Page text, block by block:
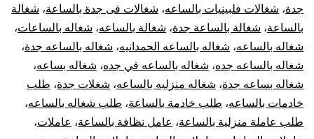
جدة، شغالات فلبينيات بالساعه، شغالات فى جدة بالساعة، شغالة
بالساعة، شغالة بالساعة جدة، شغالة بالساعه، شغاله بالساعات،
شغاله بالساعه، شغاله بالساعه الحمدانيه، شغاله بالساعه جدة،
شغاله بالساعه جده، شغاله بالساعه في جده، شغاله بساعه،
شغاله بساعه جدة، شغاله منزليه بالساعه، شغلات جدة، طلب
خادمات بالساعه، طلب خادمة بالساعة، طلب شغاله بالساعه،
طلب عاملة منزلية بالساعة، عامل نظافة بالساعة، عاملات،